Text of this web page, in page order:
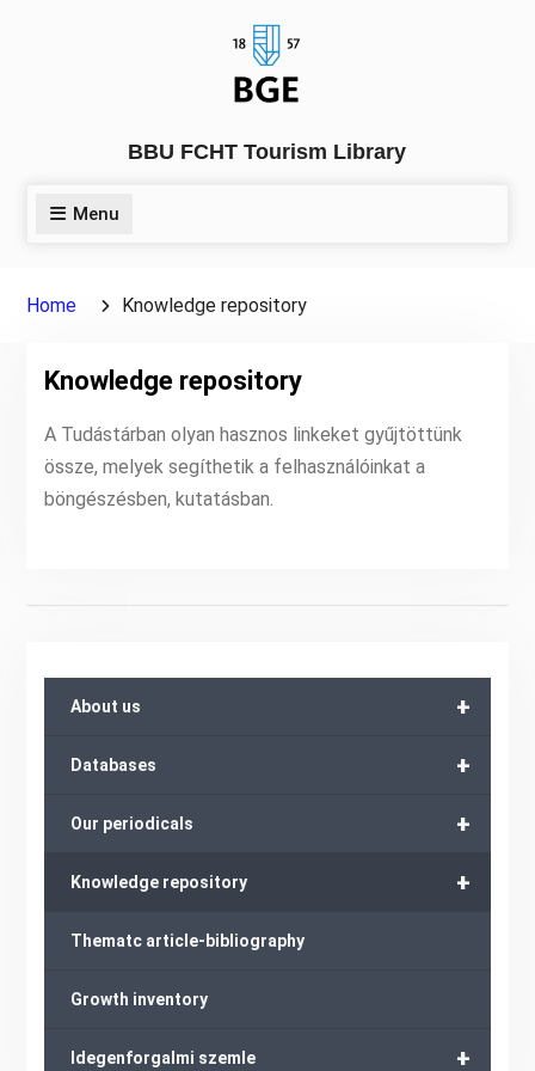
BBU FCHT Tourism Library
Menu
Home Knowledge repository
Knowledge repository
A Tudástárban olyan hasznos linkeket gyűjtöttünk
össze, melyek segíthetik a felhasználóinkat a
böngészésben, kutatásban.
+
About us
+
Databases
+
Our periodicals
+
Knowledge repository
Thematc article-bibliography
Growth inventory
+
Idegenforgalmi szemle